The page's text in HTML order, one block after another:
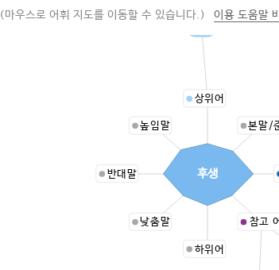
(마우스로 어휘 지도를 이동할 수 있습니다.) 이용 도움말
상위어
본말/
참고
하위어
낮춤말
반대말
높임말
후생